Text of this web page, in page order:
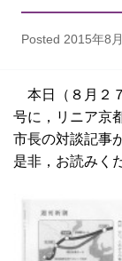
Posted 2015年8
本日（８月２
号に，リニア京
市長の対談記事
是非，お読みく